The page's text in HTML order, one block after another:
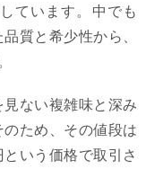
ています。中でも
質と希少性から、
ない複雑味と深み
ため、その値段は
いう価格で取引さ